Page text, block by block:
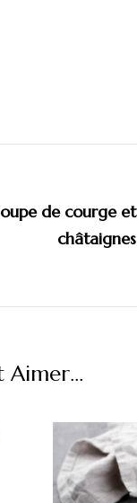
de courge et
châtaignes
Aimer...